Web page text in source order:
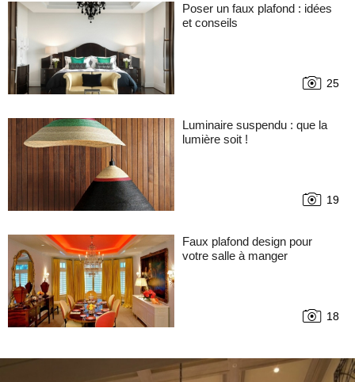
Poser un faux plafond : idées
et conseils
25
Luminaire suspendu : que la
lumière soit !
19
Faux plafond design pour
votre salle à manger
18